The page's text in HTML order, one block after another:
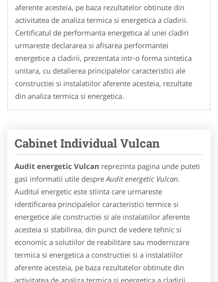
aferente acesteia, pe baza rezultatelor obtinute din
activitatea de analiza termica si energetica a cladirii.
Certificatul de performanta energetica al unei cladiri
urmareste declararea si afisarea performantei
energetice a cladirii, prezentata intr-o forma sintetica
unitara, cu detalierea principalelor caracteristici ale
constructiei si instalatiilor aferente acesteia, rezultate
din analiza termica si energetica.
Cabinet Individual Vulcan
Audit energetic Vulcan reprezinta pagina unde puteti
gasi informatii utile despre Audit energetic Vulcan.
Auditul energetic este stiinta care urmareste
identificarea principalelor caracteristici termice si
energetice ale constructiei si ale instalatiilor aferente
acesteia si stabilirea, din punct de vedere tehnic si
economic a solutiilor de reabilitare sau modernizare
termica si energetica a constructiei si a instalatiilor
aferente acesteia, pe baza rezultatelor obtinute din
activitatea de analiza termica si energetica a cladirii.